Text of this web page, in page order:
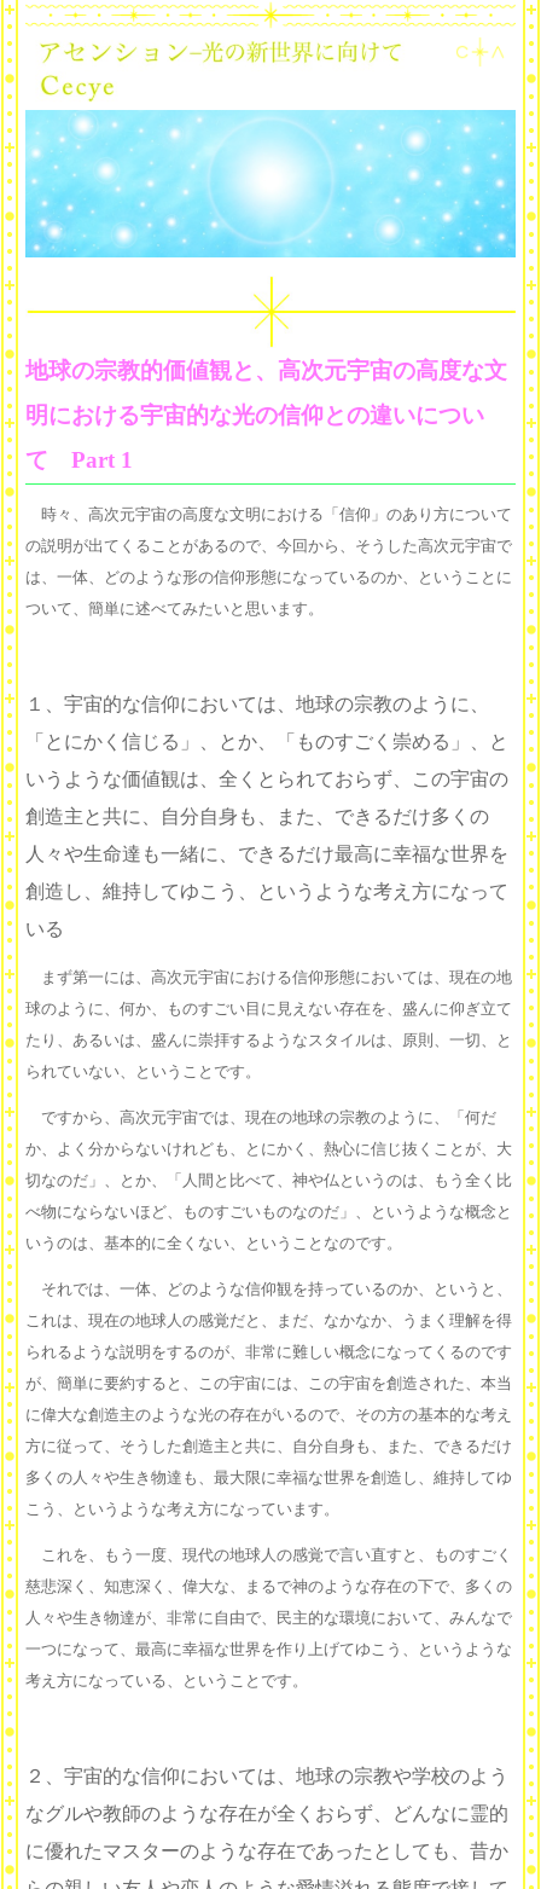
地球の宗教的価値観と、高次元宇宙の高度な文
明における宇宙的な光の信仰との違いについ
て Part 1
時々、高次元宇宙の高度な文明における「信仰」のあり方について
の説明が出てくることがあるので、今回から、そうした高次元宇宙で
は、一体、どのような形の信仰形態になっているのか、ということに
ついて、簡単に述べてみたいと思います。
１、宇宙的な信仰においては、地球の宗教のように、
「とにかく信じる」、とか、「ものすごく崇める」、と
いうような価値観は、全くとられておらず、この宇宙の
創造主と共に、自分自身も、また、できるだけ多くの
人々や生命達も一緒に、できるだけ最高に幸福な世界を
創造し、維持してゆこう、というような考え方になって
いる
まず第一には、高次元宇宙における信仰形態においては、現在の地
球のように、何か、ものすごい目に見えない存在を、盛んに仰ぎ立て
たり、あるいは、盛んに崇拝するようなスタイルは、原則、一切、と
られていない、ということです。
ですから、高次元宇宙では、現在の地球の宗教のように、「何だ
か、よく分からないけれども、とにかく、熱心に信じ抜くことが、大
切なのだ」、とか、「人間と比べて、神や仏というのは、もう全く比
べ物にならないほど、ものすごいものなのだ」、というような概念と
いうのは、基本的に全くない、ということなのです。
それでは、一体、どのような信仰観を持っているのか、というと、
これは、現在の地球人の感覚だと、まだ、なかなか、うまく理解を得
られるような説明をするのが、非常に難しい概念になってくるのです
が、簡単に要約すると、この宇宙には、この宇宙を創造された、本当
に偉大な創造主のような光の存在がいるので、その方の基本的な考え
方に従って、そうした創造主と共に、自分自身も、また、できるだけ
多くの人々や生き物達も、最大限に幸福な世界を創造し、維持してゆ
こう、というような考え方になっています。
これを、もう一度、現代の地球人の感覚で言い直すと、ものすごく
慈悲深く、知恵深く、偉大な、まるで神のような存在の下で、多くの
人々や生き物達が、非常に自由で、民主的な環境において、みんなで
一つになって、最高に幸福な世界を作り上げてゆこう、というような
考え方になっている、ということです。
２、宇宙的な信仰においては、地球の宗教や学校のよう
なグルや教師のような存在が全くおらず、どんなに霊的
に優れたマスターのような存在であったとしても、昔か